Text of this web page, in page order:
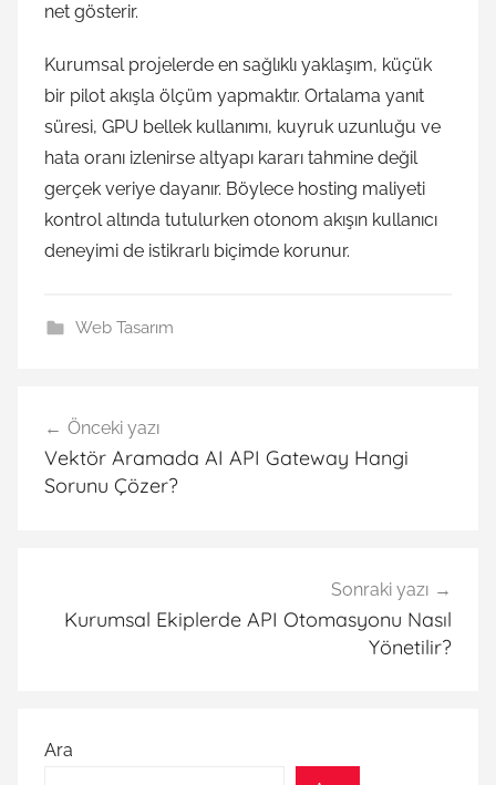
net gösterir.
Kurumsal projelerde en sağlıklı yaklaşım, küçük
bir pilot akışla ölçüm yapmaktır. Ortalama yanıt
süresi, GPU bellek kullanımı, kuyruk uzunluğu ve
hata oranı izlenirse altyapı kararı tahmine değil
gerçek veriye dayanır. Böylece hosting maliyeti
kontrol altında tutulurken otonom akışın kullanıcı
deneyimi de istikrarlı biçimde korunur.
Web Tasarım
gezinmesi
Önceki yazı
Vektör Aramada AI API Gateway Hangi
Sorunu Çözer?
Sonraki yazı
Kurumsal Ekiplerde API Otomasyonu Nasıl
Yönetilir?
Ara